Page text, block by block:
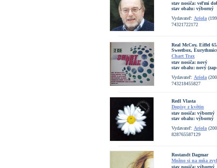
stav nosiča: veľmi
stav obalu: výborný
Vydavateľ: Ariola
74321722172
Real McCoy, Eiffel
Sweetbox,
Chart Trax
stav nosiča: nový
stav obalu: nový
Vydavateľ: Ariola
743218455827
Redl Vlasta
Dopisy z květin
stav nosiča: výborný
stav obalu: výborný
Vydavateľ: Ariola
828765587129
Rostandt Dagmar
Možno si na mňa
stav nosiča: výborný